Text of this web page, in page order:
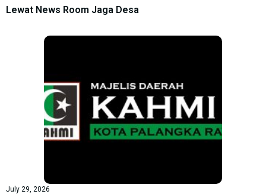
Lewat News Room Jaga Desa
July 29, 2026